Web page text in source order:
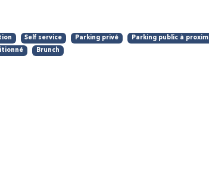
Self service Parking privé Parking public à
Brunch